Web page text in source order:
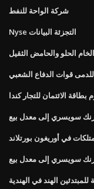
شركة الواحة للنفط
Nyse التجزئة البيانات
الحلو والحامض الثقيل
قوات الدفاع الشعبي
الائتمان للتجار كندا
في أوريغون بورتلاند
الهند في الهندية